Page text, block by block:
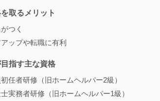
取るメリット
つく
ップや転職に有利
指す主な資格
任者研修（旧ホームヘルパー2級）
実務者研修（旧ホームヘルパー1級）